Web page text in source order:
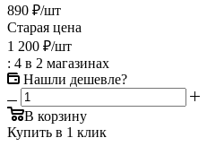
890 ₽/шт
Старая цена
1 200 ₽/шт
: 4 в 2 магазинах
Нашли дешевле?
В корзину
Купить в 1 клик